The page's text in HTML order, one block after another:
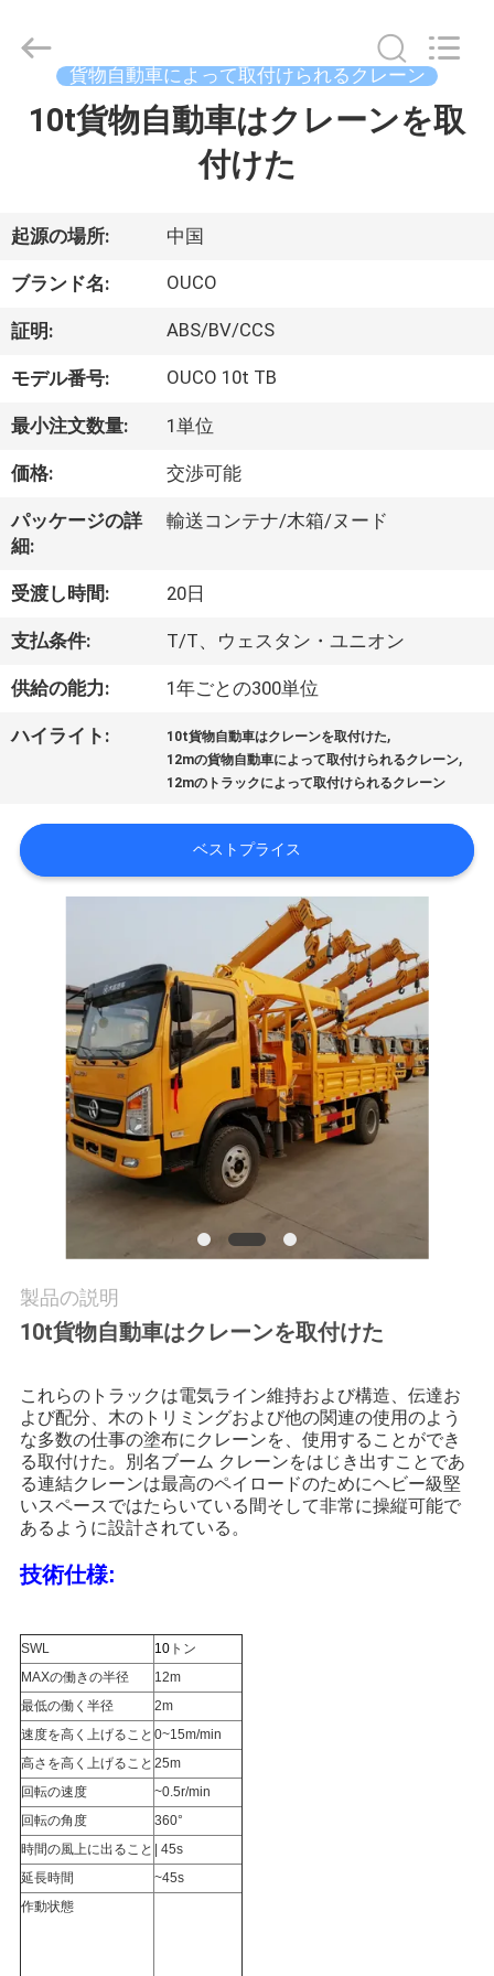
家
製
品
ビ
デ
VR
シ
ョ
ー
わ
し
た
ア
ー
品
質
管
理
ュ
ー
ス
事
件
2020
INTERNATIONAL
貨物自動車によって取付けられるクレーン
10t貨物自動車はクレーンを取
付けた
起源の場所: 中国
ブランド名: OUCO
証明: ABS/BV/CCS
モデル番号: OUCO 10t TB
最小注文数量: 1単位
価格: 交渉可能
パッケージの詳
細:
輸送コンテナ/木箱/ヌード
受渡し時間: 20日
支払条件: T/T、ウェスタン・ユニオン
供給の能力: 1年ごとの300単位
ハイライト: 10t貨物自動車はクレーンを取付けた,
12mの貨物自動車によって取付けられるクレーン,
12mのトラックによって取付けられるクレーン
ベストプライス
製品の説明
10t貨物自動車はクレーンを取付けた
これらのトラックは電気ライン維持および構造、伝達お
よび配分、木のトリミングおよび他の関連の使用のよう
な多数の仕事の塗布にクレーンを、使用することができ
る取付けた。別名ブーム クレーンをはじき出すことであ
る連結クレーンは最高のペイロードのためにヘビー級堅
いスペースではたらいている間そして非常に操縦可能で
あるように設計されている。
技術仕様:
SWL 10トン
MAXの働きの半径
12m
最低の働く半径
2m
速度を高く上げること 0~15m/min
高さを高く上げること 25m
回転の速度
~0.5r/min
回転の角度
360°
時間の風上に出ること
| 45s
延長時間
~45s
作動状態